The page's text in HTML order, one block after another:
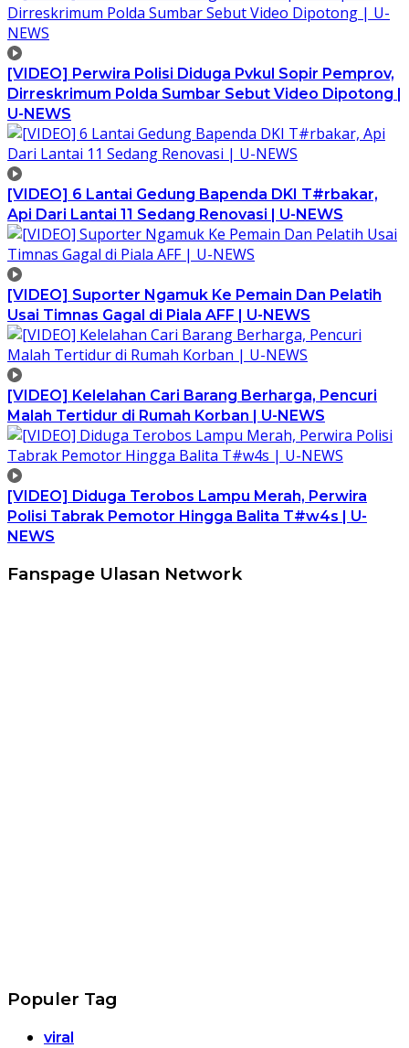
[VIDEO] Perwira Polisi Diduga Pvkul Sopir Pemprov,
Dirreskrimum Polda Sumbar Sebut Video Dipotong |
U-NEWS
[VIDEO] 6 Lantai Gedung Bapenda DKI T#rbakar,
Api Dari Lantai 11 Sedang Renovasi | U-NEWS
[VIDEO] Suporter Ngamuk Ke Pemain Dan Pelatih
Usai Timnas Gagal di Piala AFF | U-NEWS
[VIDEO] Kelelahan Cari Barang Berharga, Pencuri
Malah Tertidur di Rumah Korban | U-NEWS
[VIDEO] Diduga Terobos Lampu Merah, Perwira
Polisi Tabrak Pemotor Hingga Balita T#w4s | U-
NEWS
Fanspage Ulasan Network
Populer Tag
viral